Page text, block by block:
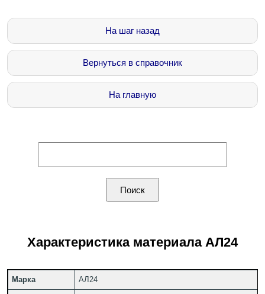
На шаг назад
Вернуться в справочник
На главную
Характеристика материала АЛ24
Марка АЛ24